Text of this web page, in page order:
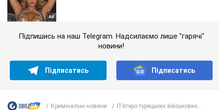
Підпишись на наш Telegram. Надсилаємо лише "гарячі"
новини!
Підписатись Підписатись
Кримінальні новини П'ятеро турецьких військових...